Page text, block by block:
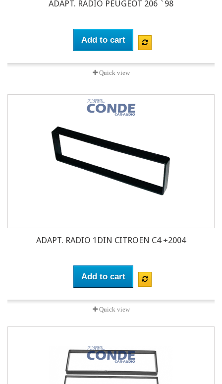
ADAPT. RADIO PEUGEOT 206 `98
Add to cart
Quick view
ADAPT. RADIO 1DIN CITROEN C4 +2004
Add to cart
Quick view